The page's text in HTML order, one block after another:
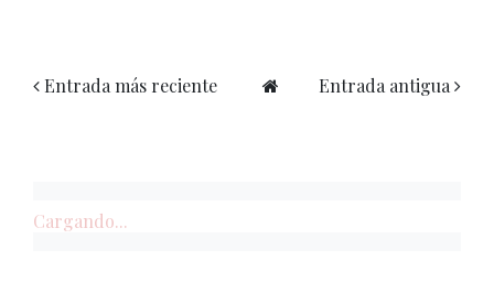
Entrada más reciente Entrada antigua
Cargando...